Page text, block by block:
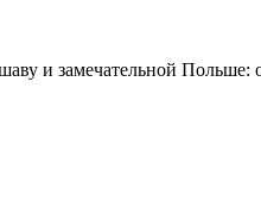
и замечательной Польше: